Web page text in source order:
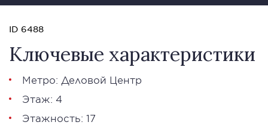
ID 6488
Ключевые характеристики
Метро: Деловой Центр
Этаж: 4
Этажность: 17